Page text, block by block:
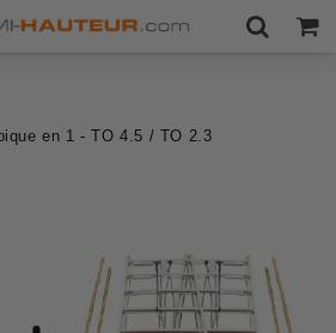
en 1 - TO 4.5 / TO 2.3